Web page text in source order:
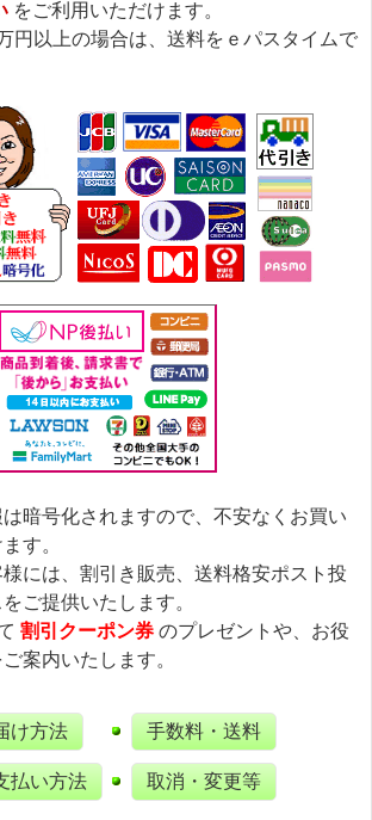
をご利用いただけます。
円以上の場合は、送料をｅパスタイムで
暗号化されますので、不安なくお買い
す。
には、割引き販売、送料格安ポスト投
ご提供いたします。
割引クーポン券 のプレゼントや、お役
案内いたします。
け方法
払い方法
手数料・送料
取消・変更等